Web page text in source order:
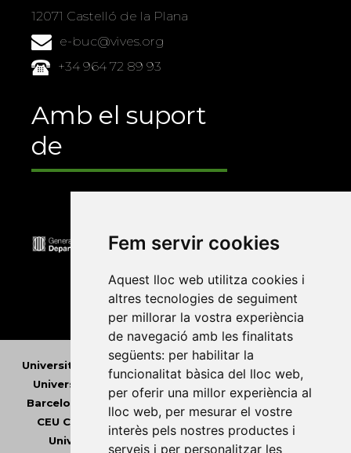
Fem servir cookies
Aquest lloc web utilitza cookies i
altres tecnologies de seguiment
per millorar la vostra experiència
de navegació amb les finalitats
següents: per habilitar la
funcionalitat bàsica del lloc web,
per oferir una millor experiència al
lloc web, per mesurar el vostre
interès pels nostres productes i
serveis i per personalitzar les
12071 Castelló de la Plana
e-buc@vives.org
+34 964 72 89 93
Amb el suport
de
Universitat Abat Oliba CEU
Universitat d'Andorra
Universitat Autònoma de
Barcelona
Universitat de Barcelona •
CEU Cardenal Herrera•
Universitat de les Illes Balears
•